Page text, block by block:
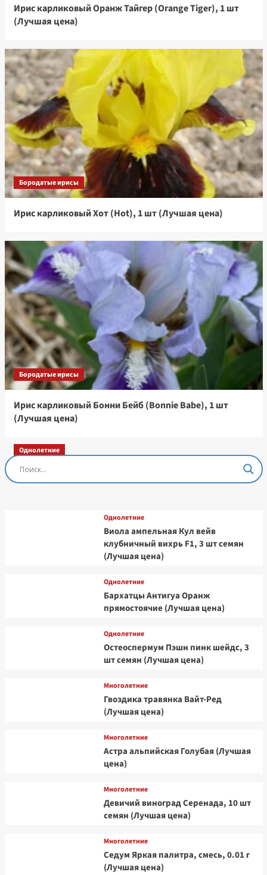
Ирис карликовый Оранж Тайгер (Orange Tiger), 1 шт
(Лучшая цена)
Бородатые ирисы
Ирис карликовый Хот (Hot), 1 шт (Лучшая цена)
Бородатые ирисы
Ирис карликовый Бонни Бейб (Bonnie Babe), 1 шт
(Лучшая цена)
Однолетние
Остеоспермум Пэшн Роуз, 3 шт семян (Лучшая
цена)
Однолетние
Виола ампельная Кул вейв
клубничный вихрь F1, 3 шт семян
(Лучшая цена)
Однолетние
Бархатцы Антигуа Оранж
прямостоячие (Лучшая цена)
Однолетние
Остеоспермум Пэшн пинк шейдс, 3
шт семян (Лучшая цена)
Многолетние
Гвоздика травянка Вайт-Ред
(Лучшая цена)
Многолетние
Астра альпийская Голубая (Лучшая
цена)
Многолетние
Девичий виноград Серенада, 10 шт
семян (Лучшая цена)
Многолетние
Седум Яркая палитра, смесь, 0.01 г
(Лучшая цена)